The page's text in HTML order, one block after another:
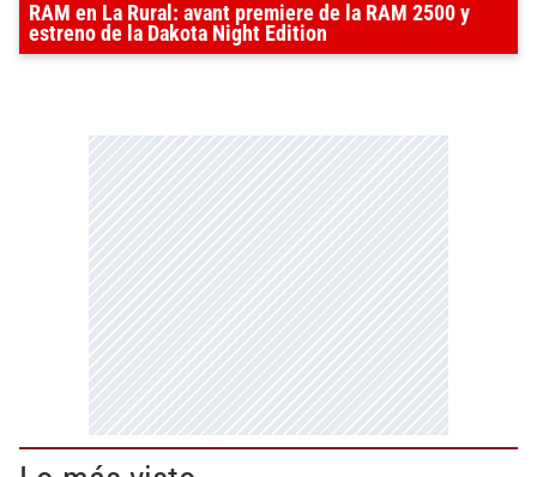
RAM en La Rural: avant premiere de la RAM 2500 y
estreno de la Dakota Night Edition